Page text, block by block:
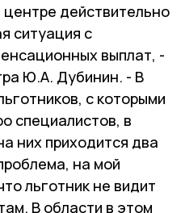
действительно
ситуация с
выплат, -
Ю.А. Дубинин. - В
с которыми
специалистов, в
них приходится два
на мой
льготник не видит
В области в этом